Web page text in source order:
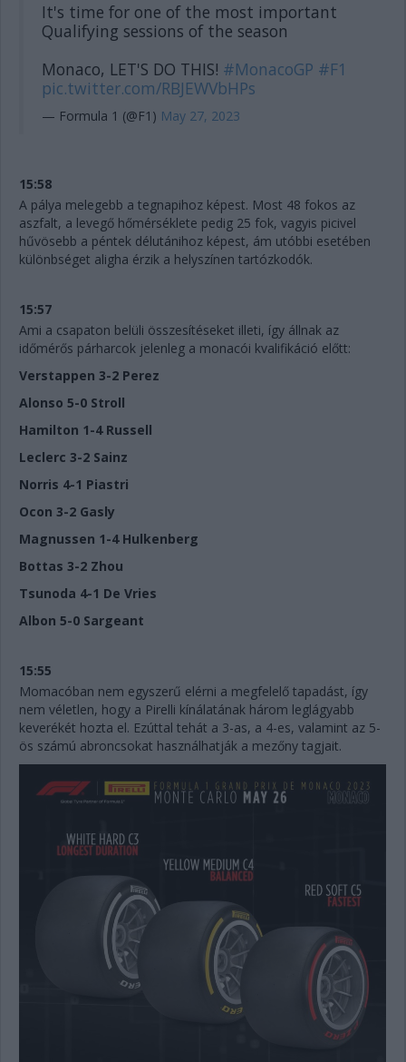
It's time for one of the most important
Qualifying sessions of the season
Monaco, LET'S DO THIS! #MonacoGP #F1
pic.twitter.com/RBJEWVbHPs
— Formula 1 (@F1) May 27, 2023
15:58
A pálya melegebb a tegnapihoz képest. Most 48 fokos az
aszfalt, a levegő hőmérséklete pedig 25 fok, vagyis picivel
hűvösebb a péntek délutánihoz képest, ám utóbbi esetében
különbséget aligha érzik a helyszínen tartózkodók.
15:57
Ami a csapaton belüli összesítéseket illeti, így állnak az
időmérős párharcok jelenleg a monacói kvalifikáció előtt:
Verstappen 3-2 Perez
Alonso 5-0 Stroll
Hamilton 1-4 Russell
Leclerc 3-2 Sainz
Norris 4-1 Piastri
Ocon 3-2 Gasly
Magnussen 1-4 Hulkenberg
Bottas 3-2 Zhou
Tsunoda 4-1 De Vries
Albon 5-0 Sargeant
15:55
Momacóban nem egyszerű elérni a megfelelő tapadást, így
nem véletlen, hogy a Pirelli kínálatának három leglágyabb
keverékét hozta el. Ezúttal tehát a 3-as, a 4-es, valamint az 5-
ös számú abroncsokat használhatják a mezőny tagjait.